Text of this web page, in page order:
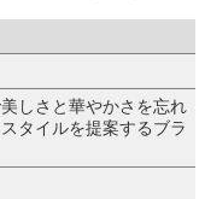
しさと華やかさを忘れ
タイルを提案するブラ